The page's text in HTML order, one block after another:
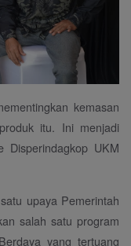
kemasan
itu. Ini menjadi
Disperindagkop UKM
upaya Pemerintah
salah satu program
yang tertuang